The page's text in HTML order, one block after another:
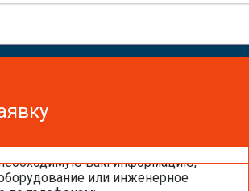
Оставить заявку
вам информацию,
оборудование или инженерное